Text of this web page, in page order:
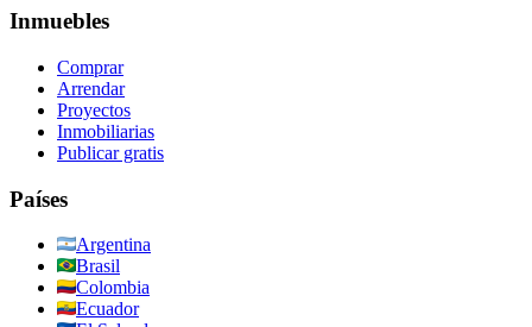
Inmuebles
Comprar
Arrendar
Proyectos
Inmobiliarias
Publicar gratis
Países
Argentina
Brasil
Colombia
Ecuador